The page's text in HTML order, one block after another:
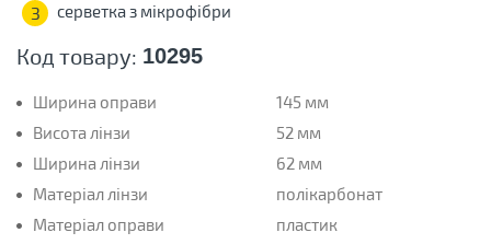
Код товару: 10295
Ширина оправи
145 мм
Висота лінзи
52 мм
Ширина лінзи
62 мм
Матеріал лінзи
полікарбонат
Матеріал оправи
пластик
3 серветка з мікрофібри